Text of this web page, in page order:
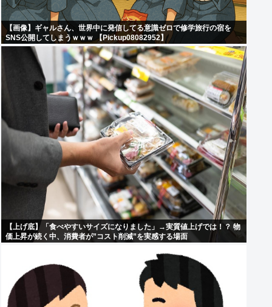
【画像】ギャルさん、世界中に発信してる意識ゼロで修学旅行の宿を
SNS公開してしまうｗｗｗ 【Pickup08082952】
【上げ底】「食べやすいサイズになりました」→実質値上げでは！？ 物
価上昇が続く中、消費者が”コスト削減”を実感する場面